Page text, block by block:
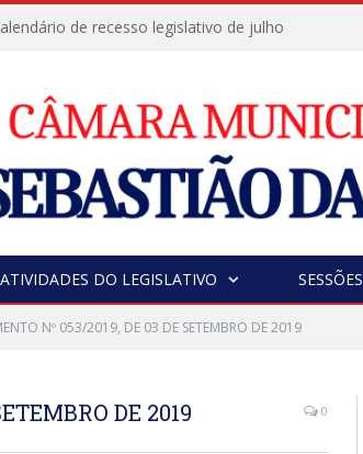
de recesso legislativo de julho
ATIVIDADES DO LEGISLATIVO SESSÕES
Nº 053/2019, DE 03 DE SETEMBRO DE 2019
DE 2019 0